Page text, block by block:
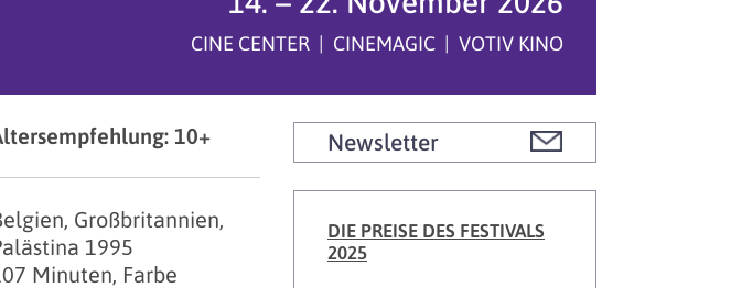
CINE CENTER | CINEMAGIC | VOTIV KINO
10+
Großbritannien,
1995
Minuten, Farbe
Newsletter
DIE PREISE DES FESTIVALS
2025